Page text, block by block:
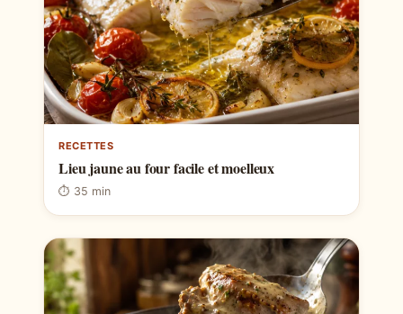
RECETTES
Lieu jaune au four facile et moelleux
⏱ 35 min